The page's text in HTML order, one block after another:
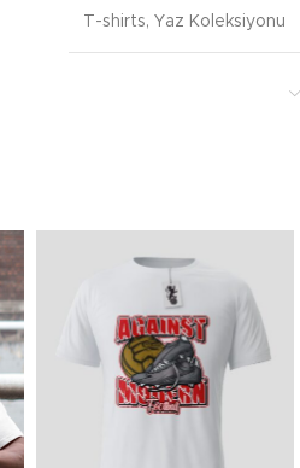
T-shirts, Yaz Koleksiyonu